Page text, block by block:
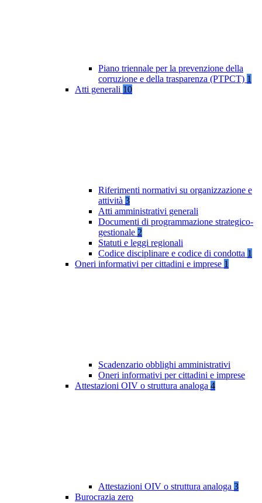
Piano triennale per la prevenzione della
corruzione e della trasparenza (PTPCT) 1
Atti generali 10
Riferimenti normativi su organizzazione e
attività 3
Atti amministrativi generali
Documenti di programmazione strategico-
gestionale 2
Statuti e leggi regionali
Codice disciplinare e codice di condotta 1
Oneri informativi per cittadini e imprese 1
Scadenzario obblighi amministrativi
Oneri informativi per cittadini e imprese
Attestazioni OIV o struttura analoga 4
Attestazioni OIV o struttura analoga 3
Burocrazia zero